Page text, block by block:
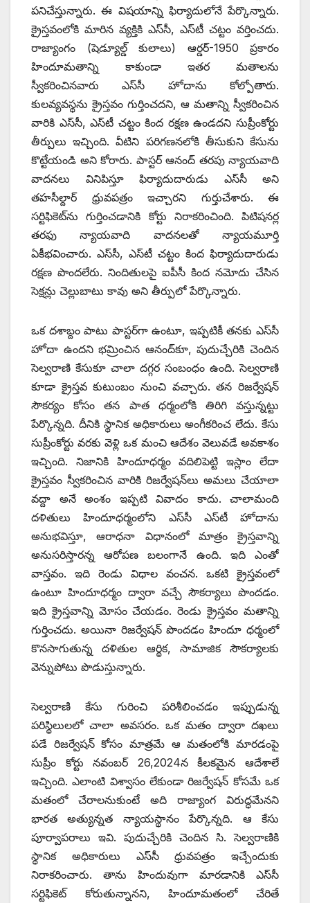
పనిచేస్తున్నారు. ఈ విషయాన్ని ఫిర్యాదులోనే పేర్కొన్నారు.
క్రైస్తవంలోకి మారిన వ్యక్తికి ఎస్‌సీ, ఎస్‌టీ చట్టం వర్తించదు.
రాజ్యాంగం (షెడ్యూల్డ్ ‌కులాలు) ఆర్డర్‌-1950 ‌ప్రకారం
హిందూమతాన్ని కాకుండా ఇతర మతాలను
స్వీకరించినవారు ఎస్‌సీ హోదాను కోల్పోతారు.
కులవ్యవస్థను క్రైస్తవం గుర్తించదని, ఆ మతాన్ని స్వీకరించిన
వారికి ఎస్‌సీ, ఎస్‌టీ చట్టం కింద రక్షణ ఉండదని సుప్రీంకోర్టు
తీర్పులు ఇచ్చింది. వీటిని పరిగణనలోకి తీసుకుని కేసును
కొట్టేయండి అని కోరారు. పాస్టర్‌ ఆనంద్‌ ‌తరపు న్యాయవాది
వాదనలు వినిపిస్తూ ఫిర్యాదుదారుడు ఎస్‌సీ అని
తహసీల్దార్‌ ‌ధ్రువపత్రం ఇచ్చారని గుర్తుచేశారు. ఈ
సర్టిఫికెట్‌ను గుర్తించడానికి కోర్టు నిరాకరించింది. పిటిషనర్ల
తరఫు న్యాయవాది వాదనలతో న్యాయమూర్తి
ఏకీభవించారు. ఎస్‌సీ, ఎస్‌టీ చట్టం కింద ఫిర్యాదుదారుడు
రక్షణ పొందలేరు. నిందితులపై ఐపీసీ కింద నమోదు చేసిన
సెక్షన్లు చెల్లుబాటు కావు అని తీర్పులో పేర్కొన్నారు.
ఒక దశాబ్దం పాటు పాస్టర్‌గా ఉంటూ, ఇప్పటికీ తనకు ఎస్‌సీ
హోదా ఉందని భమ్రించిన ఆనంద్‌కూ, పుదుచ్చేరికి చెందిన
సెల్వరాణి కేసుకూ చాలా దగ్గర సంబంధం ఉంది. సెల్వరాణి
కూడా క్రైస్తవ కుటుంబం నుంచి వచ్చారు. తన రిజర్వేషన్‌
‌సౌకర్యం కోసం తన పాత ధర్మంలోకి తిరిగి వస్తున్నట్టు
పేర్కొన్నది. దీనికి స్థానిక అధికారులు అంగీకరించ లేదు. కేసు
సుప్రీంకోర్టు వరకు వెళ్లి ఒక మంచి ఆదేశం వెలువడే అవకాశం
ఇచ్చింది. నిజానికి హిందూధర్మం వదిలిపెట్టి ఇస్లాం లేదా
క్రైస్తవం స్వీకరించిన వారికి రిజర్వేషన్‌లు అమలు చేయాలా
వద్దా అనే అంశం ఇప్పటి వివాదం కాదు. చాలామంది
దళితులు హిందూధర్మంలోని ఎస్‌సీ ఎస్‌టీ హోదాను
అనుభవిస్తూ, ఆరాధనా విధానంలో మాత్రం క్రైస్తవాన్ని
అనుసరిస్తారన్న ఆరోపణ బలంగానే ఉంది. ఇది ఎంతో
వాస్తవం. ఇది రెండు విధాల వంచన. ఒకటి క్రైస్తవంలో
ఉంటూ హిందూధర్మం ద్వారా వచ్చే సౌకర్యాలు పొందడం.
ఇది క్రైస్తవాన్ని మోసం చేయడం. రెండు క్రైస్తవం మతాన్ని
గుర్తించదు. అయినా రిజర్వేషన్‌ ‌పొందడం హిందూ ధర్మంలో
కొనసాగుతున్న దళితుల ఆర్థిక, సామాజిక సౌకర్యాలకు
వెన్నుపోటు పొడుస్తున్నారు.
సెల్వరాణి కేసు గురించి పరిశీలించడం ఇప్పుడున్న
పరిస్థిలులలో చాలా అవసరం. ఒక మతం ద్వారా దఖలు
పడే రిజర్వేషన్‌ ‌కోసం మాత్రమే ఆ మతంలోకి మారడంపై
సుప్రీం కోర్టు నవంబర్‌ 26,2024న కీలకమైన ఆదేశాలే
ఇచ్చింది. ఎలాంటి విశ్వాసం లేకుండా రిజర్వేషన్‌ ‌కోసమే ఒక
మతంలో చేరాలనుకుంటే అది రాజ్యాంగ విరుద్ధమేనని
భారత అత్యున్నత న్యాయస్థానం పేర్కొన్నది. ఆ కేసు
పూర్వాపరాలు ఇవి. పుదుచ్చేరికి చెందిన సి. సెల్వరాణికి
స్థానిక అధికారులు ఎస్‌సీ ధ్రువపత్రం ఇచ్చేందుకు
నిరాకరించారు. తాను హిందువుగా మారడానికి ఎస్‌సీ
సర్టిఫికెట్‌ ‌కోరుతున్నానని, హిందూమతంలో చేరితే